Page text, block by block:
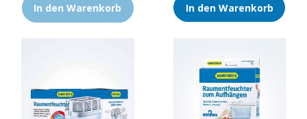
In den Warenkorb In den Warenkorb